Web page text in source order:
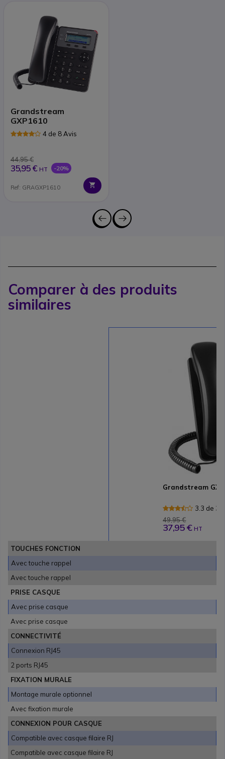
Grandstream
GXP1610
4 de 8 Avis
44,95 €
35,95 € HT -20%
Ref: GRAGXP1610
Comparer à des produits
similaires
Grandstream
3.3 de 3
49,95 €
37,95 € HT
TOUCHES FONCTION
Avec touche rappel
Avec touche rappel
PRISE CASQUE
Avec prise casque
Avec prise casque
CONNECTIVITÉ
Connexion RJ45
2 ports RJ45
FIXATION MURALE
Montage murale optionnel
Avec fixation murale
CONNEXION POUR CASQUE
Compatible avec casque filaire RJ
Compatible avec casque filaire RJ